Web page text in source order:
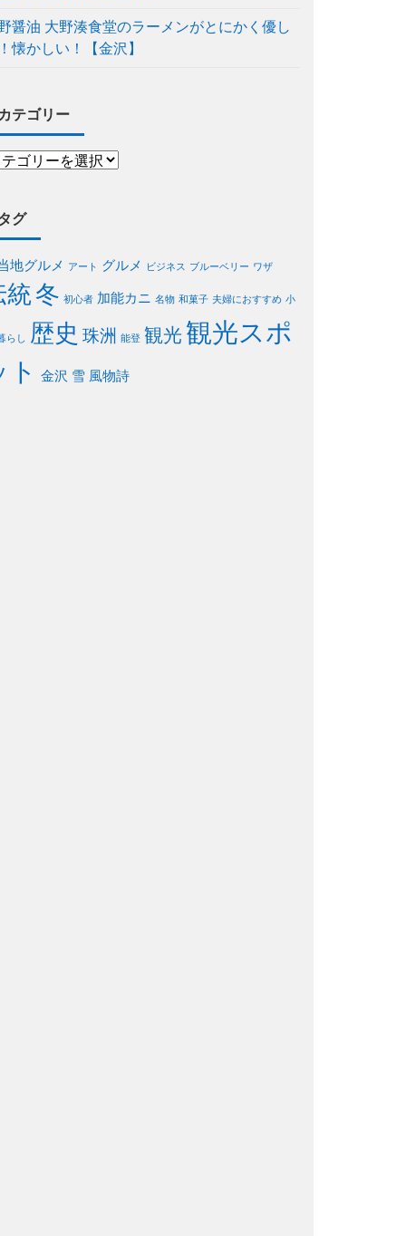
醤油 大野湊食堂のラーメンがとにかく優し
懐かしい！【金沢】
テゴリー
グ
地グルメ アート グルメ ビジネス ブルーベリー ワザ
統冬 初心者 加能カニ 名物 和菓子 夫婦におすすめ 小
らし 歴史 珠洲 能登 観光 観光スポ
ト
金沢 雪 風物詩